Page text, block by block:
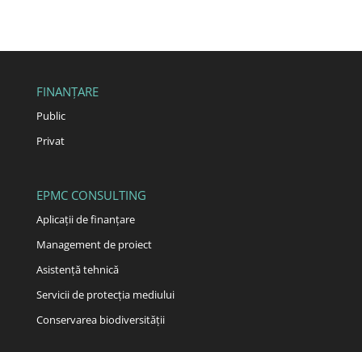
FINANȚARE
Public
Privat
EPMC CONSULTING
Aplicații de finanțare
Management de proiect
Asistență tehnică
Servicii de protecția mediului
Conservarea biodiversității